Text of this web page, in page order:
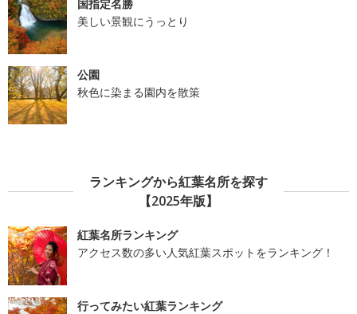
国指定名勝
美しい景観にうっとり
公園
秋色に染まる園内を散策
ランキングから紅葉名所を探す
【2025年版】
紅葉名所ランキング
アクセス数の多い人気紅葉スポットをランキング！
行ってみたい紅葉ランキング